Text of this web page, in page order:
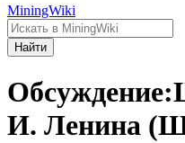
MiningWiki
Найти
И. Ленина